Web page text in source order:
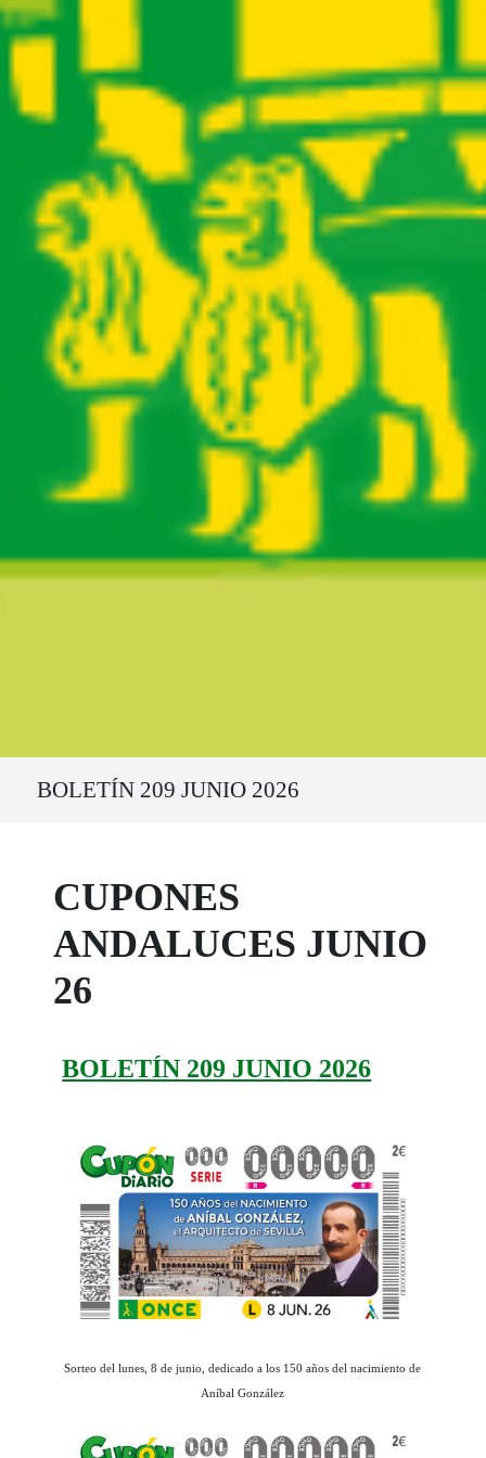
BOLETÍN 209 JUNIO 2026
CUPONES
ANDALUCES JUNIO
26
BOLETÍN 209 JUNIO 2026
Sorteo del lunes, 8 de junio, dedicado a los 150 años del nacimiento de
Aníbal González